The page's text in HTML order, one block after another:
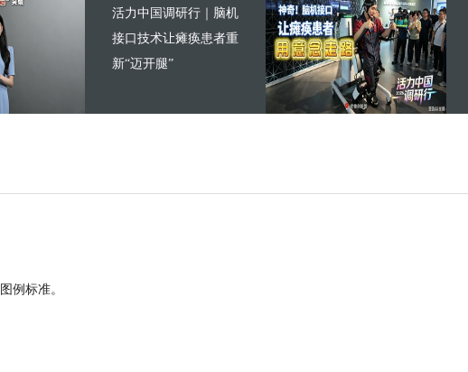
活力中国调研行｜脑机
接口技术让瘫痪患者重
新“迈开腿”
例标准。